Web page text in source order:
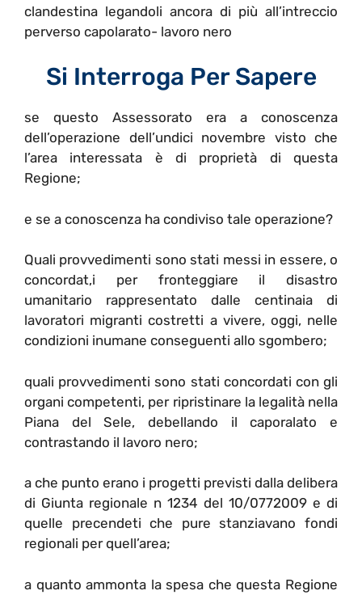
clandestina legandoli ancora di più all’intreccio
perverso capolarato- lavoro nero
Si Interroga Per Sapere
se questo Assessorato era a conoscenza
dell’operazione dell’undici novembre visto che
l’area interessata è di proprietà di questa
Regione;
e se a conoscenza ha condiviso tale operazione?
Quali provvedimenti sono stati messi in essere, o
concordat,i per fronteggiare il disastro
umanitario rappresentato dalle centinaia di
lavoratori migranti costretti a vivere, oggi, nelle
condizioni inumane conseguenti allo sgombero;
quali provvedimenti sono stati concordati con gli
organi competenti, per ripristinare la legalità nella
Piana del Sele, debellando il caporalato e
contrastando il lavoro nero;
a che punto erano i progetti previsti dalla delibera
di Giunta regionale n 1234 del 10/0772009 e di
quelle precendeti che pure stanziavano fondi
regionali per quell’area;
a quanto ammonta la spesa che questa Regione